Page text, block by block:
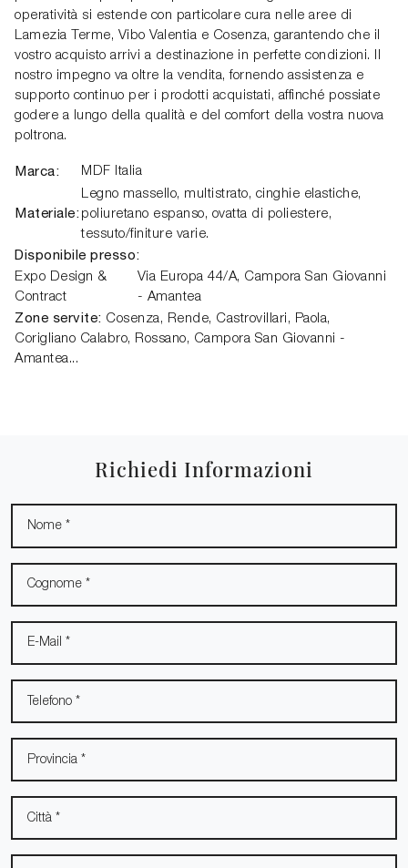
operatività si estende con particolare cura nelle aree di
Lamezia Terme, Vibo Valentia e Cosenza, garantendo che il
vostro acquisto arrivi a destinazione in perfette condizioni. Il
nostro impegno va oltre la vendita, fornendo assistenza e
supporto continuo per i prodotti acquistati, affinché possiate
godere a lungo della qualità e del comfort della vostra nuova
poltrona.
Marca: MDF Italia
Materiale:
Legno massello, multistrato, cinghie elastiche,
poliuretano espanso, ovatta di poliestere,
tessuto/finiture varie.
Disponibile presso:
Expo Design &
Contract
Via Europa 44/A, Campora San Giovanni
- Amantea
Zone servite: Cosenza, Rende, Castrovillari, Paola,
Corigliano Calabro, Rossano, Campora San Giovanni -
Amantea...
Richiedi Informazioni